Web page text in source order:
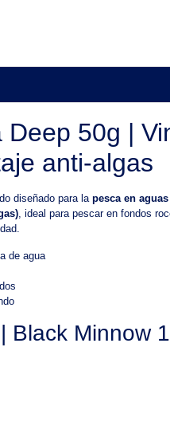
50g |
anti-algas
diseñado para la pesca en
, ideal para pescar en fondos
de agua
Black Minnow